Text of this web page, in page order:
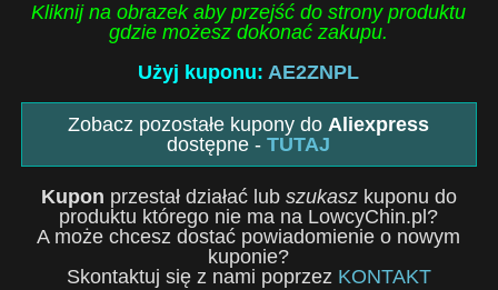
Kliknij na obrazek aby przejść do strony produktu
gdzie możesz dokonać zakupu.
Użyj kuponu: AE2ZNPL
Zobacz pozostałe kupony doAliexpress
dostępne -TUTAJ
Kupon przestał działać lub szukaszkuponu do
produktu którego nie ma na LowcyChin.pl?
A może chcesz dostać powiadomienie o nowym
kuponie?
Skontaktuj się z nami poprzez KONTAKT